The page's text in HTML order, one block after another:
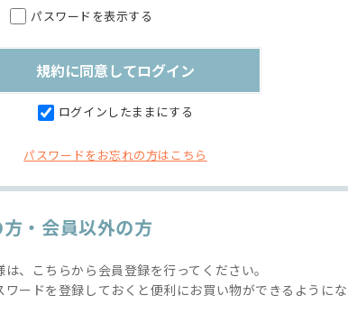
パスワードを表示する
ログインしたままにする
パスワードをお忘れの方はこちら
・会員以外の方
、こちらから会員登録を行ってください。
ードを登録しておくと便利にお買い物ができるようにな